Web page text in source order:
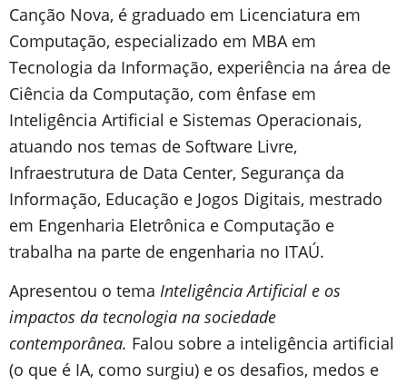
Canção Nova, é graduado em Licenciatura em
Computação, especializado em MBA em
Tecnologia da Informação, experiência na área de
Ciência da Computação, com ênfase em
Inteligência Artificial e Sistemas Operacionais,
atuando nos temas de Software Livre,
Infraestrutura de Data Center, Segurança da
Informação, Educação e Jogos Digitais, mestrado
em Engenharia Eletrônica e Computação e
trabalha na parte de engenharia no ITAÚ.
Apresentou o tema Inteligência Artificial e os
impactos da tecnologia na sociedade
contemporânea. Falou sobre a inteligência artificial
(o que é IA, como surgiu) e os desafios, medos e